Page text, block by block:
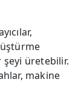
üretebilir.
makine